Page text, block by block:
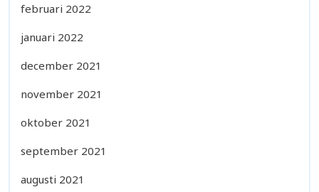
februari 2022
januari 2022
december 2021
november 2021
oktober 2021
september 2021
augusti 2021